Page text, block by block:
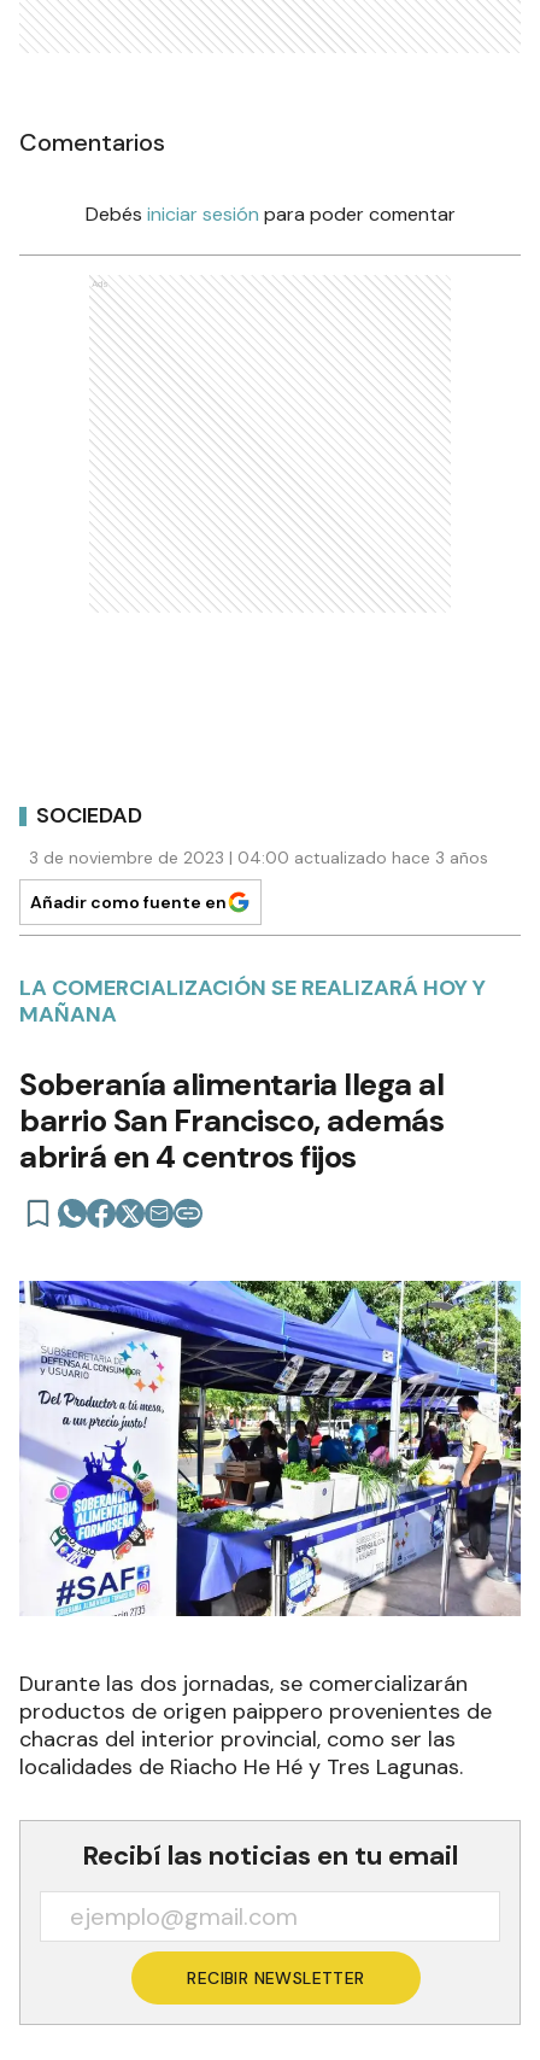
Comentarios
Debés iniciar sesión para poder comentar
Ads
SOCIEDAD
3 de noviembre de 2023 | 04:00 actualizado hace 3 años
Añadir como fuente en
LA COMERCIALIZACIÓN SE REALIZARÁ HOY Y
MAÑANA
Soberanía alimentaria llega al
barrio San Francisco, además
abrirá en 4 centros fijos
Durante las dos jornadas, se comercializarán
productos de origen paippero provenientes de
chacras del interior provincial, como ser las
localidades de Riacho He Hé y Tres Lagunas.
Recibí las noticias en tu email
RECIBIR NEWSLETTER